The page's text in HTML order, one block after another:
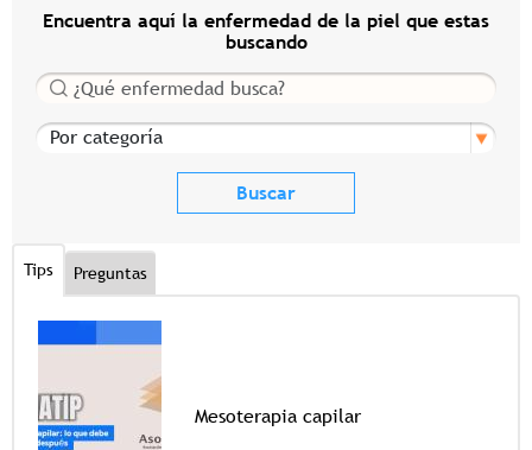
Encuentra aquí la enfermedad de la piel que estas
buscando
Buscar
Por categoría
Tips Preguntas
Mesoterapia capilar